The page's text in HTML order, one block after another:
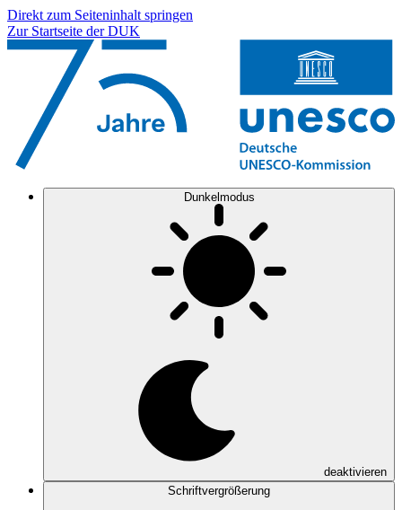
Direkt zum Seiteninhalt springen
Zur Startseite der DUK
Dunkelmodus
deaktivieren
Schriftvergrößerung